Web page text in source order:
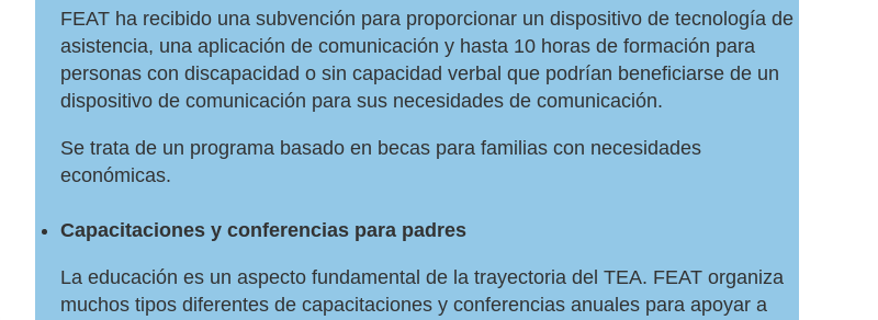
FEAT ha recibido una subvención para proporcionar un dispositivo de tecnología de
asistencia, una aplicación de comunicación y hasta 10 horas de formación para
personas con discapacidad o sin capacidad verbal que podrían beneficiarse de un
dispositivo de comunicación para sus necesidades de comunicación.
Se trata de un programa basado en becas para familias con necesidades
económicas.
Capacitaciones y conferencias para padres
La educación es un aspecto fundamental de la trayectoria del TEA. FEAT organiza
muchos tipos diferentes de capacitaciones y conferencias anuales para apoyar a